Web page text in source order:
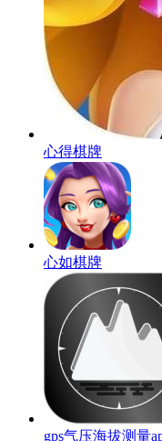
心得棋牌
心如棋牌
gps气压海拔测量